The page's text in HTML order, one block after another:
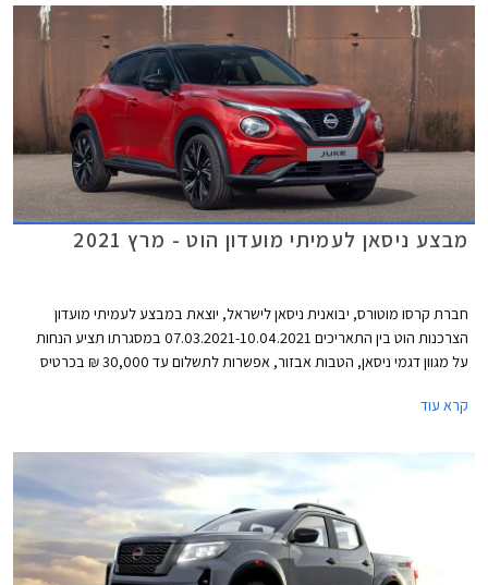
מבצע ניסאן לעמיתי מועדון הוט - מרץ 2021
חברת קרסו מוטורס, יבואנית ניסאן לישראל, יוצאת במבצע לעמיתי מועדון
הצרכנות הוט בין התאריכים 07.03.2021-10.04.2021 במסגרתו תציע הנחות
על מגוון דגמי ניסאן, הטבות אבזור, אפשרות לתשלום עד 30,000 ₪ בכרטיס
20% הנחה ברכישת אביזרים בהתקנה מקומית. המבצע יתקיים בכל מרכזיקרא עוד